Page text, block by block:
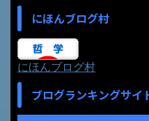
にほんブログ村
にほんブログ村
ブログランキングサイ